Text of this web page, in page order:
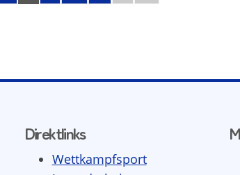
Direktlinks
Wettkampfsport